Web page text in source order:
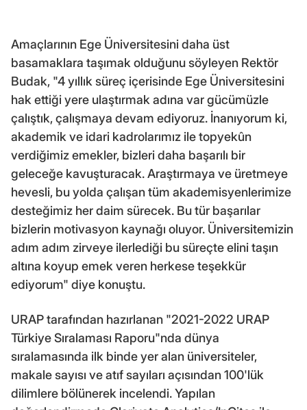
Amaçlarının Ege Üniversitesini daha üst
basamaklara taşımak olduğunu söyleyen Rektör
Budak, "4 yıllık süreç içerisinde Ege Üniversitesini
hak ettiği yere ulaştırmak adına var gücümüzle
çalıştık, çalışmaya devam ediyoruz. İnanıyorum ki,
akademik ve idari kadrolarımız ile topyekûn
verdiğimiz emekler, bizleri daha başarılı bir
geleceğe kavuşturacak. Araştırmaya ve üretmeye
hevesli, bu yolda çalışan tüm akademisyenlerimize
desteğimiz her daim sürecek. Bu tür başarılar
bizlerin motivasyon kaynağı oluyor. Üniversitemizin
adım adım zirveye ilerlediği bu süreçte elini taşın
altına koyup emek veren herkese teşekkür
ediyorum" diye konuştu.
URAP tarafından hazırlanan "2021-2022 URAP
Türkiye Sıralaması Raporu"nda dünya
sıralamasında ilk binde yer alan üniversiteler,
makale sayısı ve atıf sayıları açısından 100'lük
dilimlere bölünerek incelendi. Yapılan